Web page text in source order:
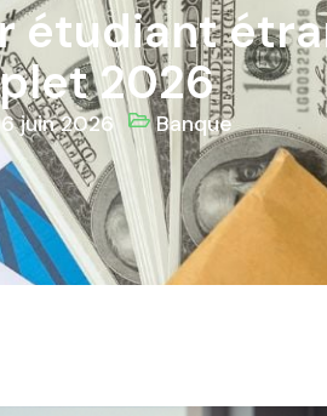
étudiant
2026
6 juin 2026 Banque